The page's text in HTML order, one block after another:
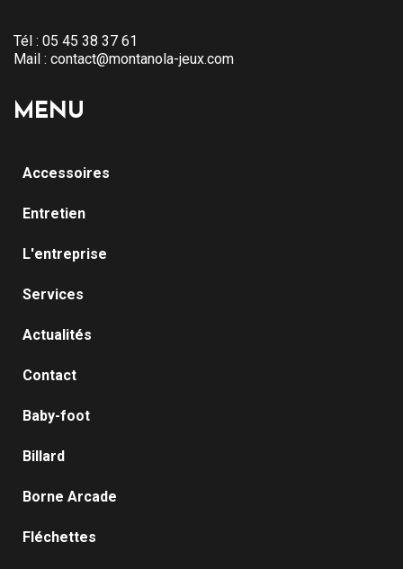
Tél : 05 45 38 37 61
Mail : contact@montanola-jeux.com
MENU
Accessoires
Entretien
L'entreprise
Services
Actualités
Contact
Baby-foot
Billard
Borne Arcade
Fléchettes